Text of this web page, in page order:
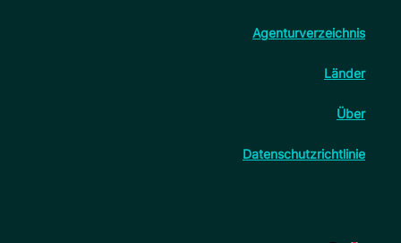
Agenturverzeichnis
Länder
Über
Datenschutzrichtlinie